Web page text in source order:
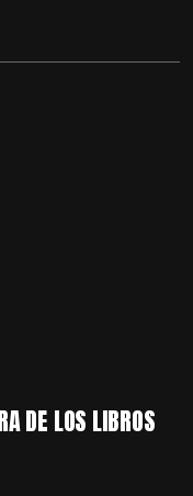
DE LOS LIBROS